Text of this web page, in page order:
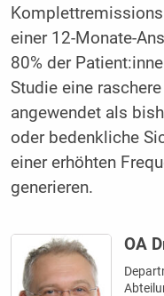
einer 12-Monate-
80% der
Studie eine
angewendet als
oder bedenkliche
einer erhöhten
generieren.
OA